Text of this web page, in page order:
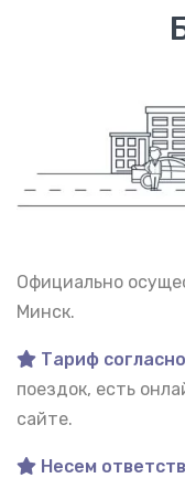
Официально
Минск.
Тариф
поездок, есть
сайте.
Несем